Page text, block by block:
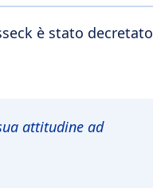
è stato decretato
attitudine ad